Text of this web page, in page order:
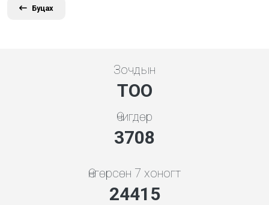
Буцах
Зочдын
ТОО
Өчигдөр
3994
Өнгөрсөн 7 хоногт
26293